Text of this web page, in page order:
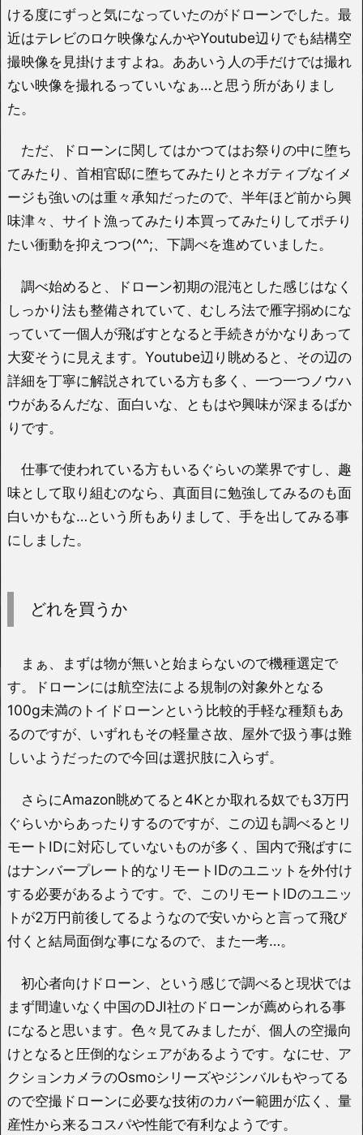
ける度にずっと気になっていたのがドローンでした。最
近はテレビのロケ映像なんかやYoutube辺りでも結構空
撮映像を見掛けますよね。ああいう人の手だけでは撮れ
ない映像を撮れるっていいなぁ…と思う所がありまし
た。
ただ、ドローンに関してはかつてはお祭りの中に堕ち
てみたり、首相官邸に堕ちてみたりとネガティブなイメ
ージも強いのは重々承知だったので、半年ほど前から興
味津々、サイト漁ってみたり本買ってみたりしてポチり
たい衝動を抑えつつ(^^;、下調べを進めていました。
調べ始めると、ドローン初期の混沌とした感じはなく
しっかり法も整備されていて、むしろ法で雁字搦めにな
っていて一個人が飛ばすとなると手続きがかなりあって
大変そうに見えます。Youtube辺り眺めると、その辺の
詳細を丁寧に解説されている方も多く、一つ一つノウハ
ウがあるんだな、面白いな、ともはや興味が深まるばか
りです。
仕事で使われている方もいるぐらいの業界ですし、趣
味として取り組むのなら、真面目に勉強してみるのも面
白いかもな…という所もありまして、手を出してみる事
にしました。
どれを買うか
まぁ、まずは物が無いと始まらないので機種選定で
す。ドローンには航空法による規制の対象外となる
100g未満のトイドローンという比較的手軽な種類もあ
るのですが、いずれもその軽量さ故、屋外で扱う事は難
しいようだったので今回は選択肢に入らず。
さらにAmazon眺めてると4Kとか取れる奴でも3万円
ぐらいからあったりするのですが、この辺も調べるとリ
モートIDに対応していないものが多く、国内で飛ばすに
はナンバープレート的なリモートIDのユニットを外付け
する必要があるようです。で、このリモートIDのユニッ
トが2万円前後してるようなので安いからと言って飛び
付くと結局面倒な事になるので、また一考…。
初心者向けドローン、という感じで調べると現状では
まず間違いなく中国のDJI社のドローンが薦められる事
になると思います。色々見てみましたが、個人の空撮向
けとなると圧倒的なシェアがあるようです。なにせ、ア
クションカメラのOsmoシリーズやジンバルもやってる
ので空撮ドローンに必要な技術のカバー範囲が広く、量
産性から来るコスパや性能で有利なようです。